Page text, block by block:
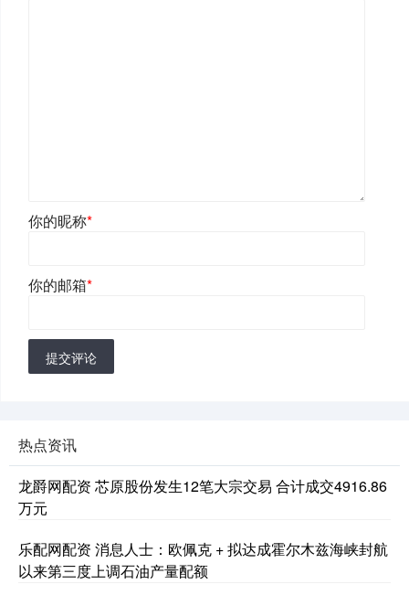
你的昵称*
你的邮箱*
提交评论
热点资讯
龙爵网配资 芯原股份发生12笔大宗交易 合计成交4916.86
万元
乐配网配资 消息人士：欧佩克 + 拟达成霍尔木兹海峡封航
以来第三度上调石油产量配额